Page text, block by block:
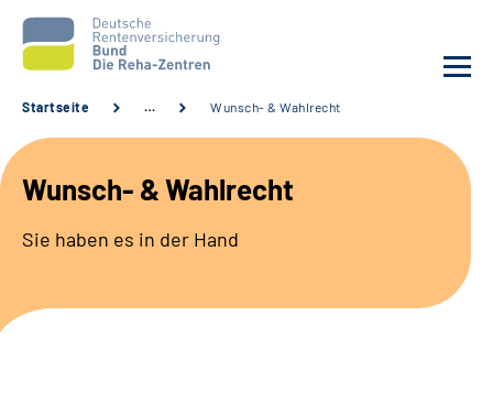
Aktuelles
Unsere Kliniken
Startseite … Wunsch- & Wahlrecht
Wunsch- & Wahlrecht
Sie haben es in der Hand